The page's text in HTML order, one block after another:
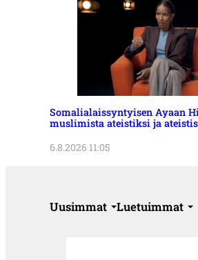
Somalialaissyntyisen Ayaan
muslimista ateistiksi ja
6.8.2026 11:05
Uusimmat Luetuimmat